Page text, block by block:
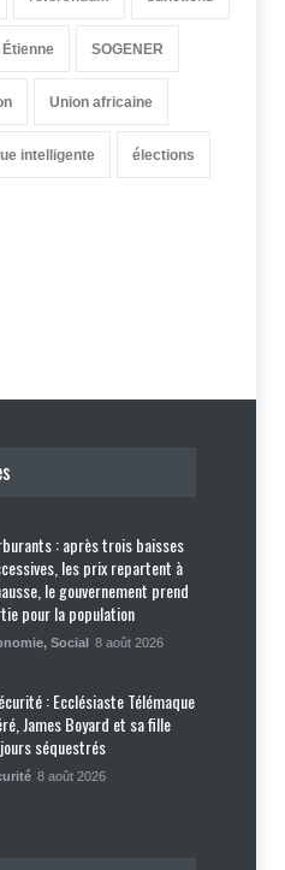
SOGENER
Union africaine
intelligente élections
: après trois baisses
les prix repartent à
le gouvernement prend
pour la population
, Social 8 août 2026
: Ecclésiaste Télémaque
James Boyard et sa fille
séquestrés
8 août 2026